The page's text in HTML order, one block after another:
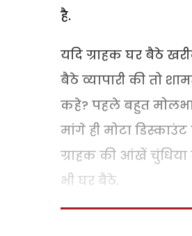
है.
यदि ग्राहक घर बैठे
बैठे व्यापारी की तो
कहे? पहले बहुत
मांगे ही मोटा
ग्राहक की आंखें
भी घर बैठे.